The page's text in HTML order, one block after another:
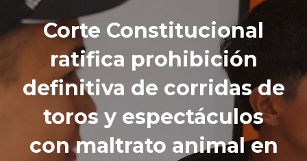
Corte Constitucional
ratifica prohibición
definitiva de corridas de
toros y espectáculos
con maltrato animal en